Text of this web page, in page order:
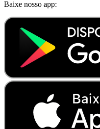
Baixe nosso app: